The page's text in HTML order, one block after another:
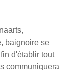
baignoire se
d'établir tout
communiquera